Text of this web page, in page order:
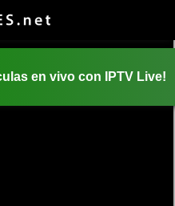
en vivo con IPTV Live!